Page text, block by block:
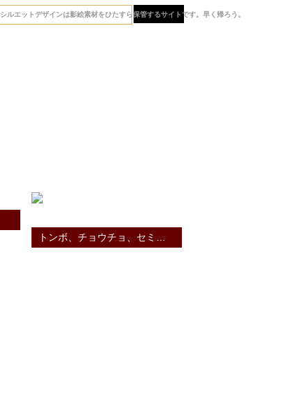
シルエットデザインは影絵素材をひたすら保管するサイトです。早く帰ろう。